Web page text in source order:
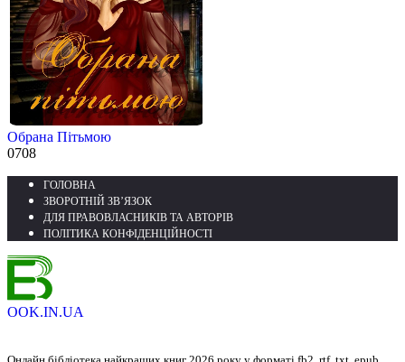
Обрана Пітьмою
0708
ГОЛОВНА
ЗВОРОТНІЙ ЗВ’ЯЗОК
ДЛЯ ПРАВОВЛАСНИКІВ ТА АВТОРІВ
ПОЛІТИКА КОНФІДЕНЦІЙНОСТІ
OOK.IN.UA